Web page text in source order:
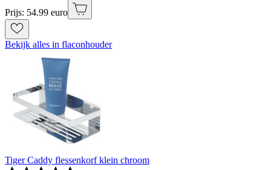
Prijs: 54.99 euro
Bekijk alles in flaconhouder
Tiger Caddy flessenkorf klein chroom